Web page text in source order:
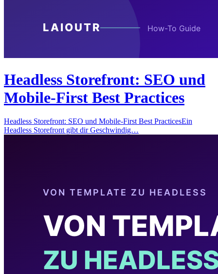
Headless Storefront: SEO und
Mobile-First Best Practices
Headless Storefront: SEO und Mobile-First Best PracticesEin
Headless Storefront gibt dir Geschwindig…